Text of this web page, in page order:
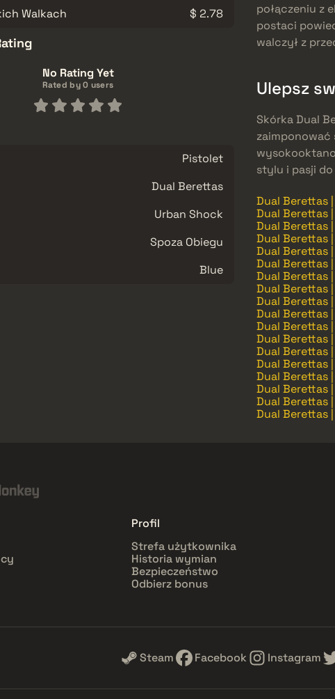
Walkach
$ 2.78
No Rating Yet
Rated by 0 users
Pistolet
Dual Berettas
Urban Shock
Spoza Obiegu
Blue
połączeniu z
postaci
walczył z
Ulepsz
Skórka Dual
zaimponować
stylu i pasji
Dual Berettas
Dual Berettas
Dual Berettas
Dual Berettas
Dual Berettas
Dual Berettas
Dual Berettas |
Dual Berettas
Dual Berettas
Dual Berettas
Dual Berettas
Dual Berettas
Dual Berettas
Dual Berettas
Dual Berettas
Dual Berettas
Dual Berettas
Dual Berettas
Profil
Strefa użytkownika
Historia wymian
Bezpieczeństwo
Odbierz bonus
Steam Facebook Instagram